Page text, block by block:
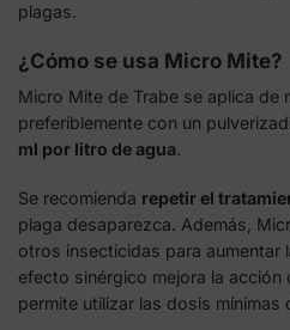
plagas.
¿Cómo se usa Micro Mite?
Micro Mite de Trabe se aplica de
preferiblemente con un
ml por litro de agua.
Se recomienda repetir el
plaga desaparezca. Además,
otros insecticidas para aumentar
efecto sinérgico mejora la
permite utilizar las dosis mínimas